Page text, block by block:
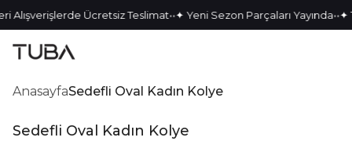
Alışverişlerde Ücretsiz Teslimat••✦ Yeni Sezon Parçaları Yayında••✦
AnasayfaSedefli Oval Kadın Kolye
Sedefli Oval Kadın Kolye